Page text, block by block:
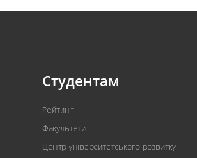
Студентам
Рейтинг
Факультети
Центр університетського розвитку